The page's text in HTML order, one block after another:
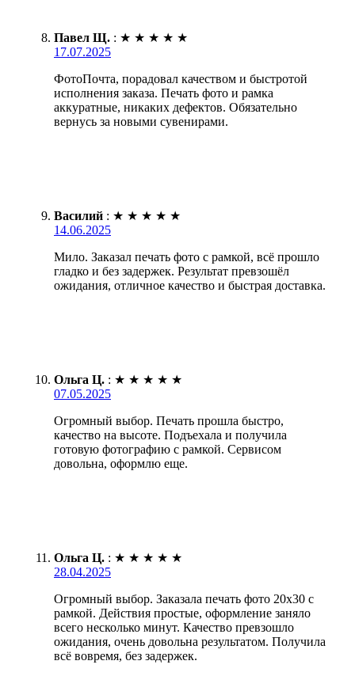
Павел Щ. : ★ ★ ★ ★ ★
17.07.2025
ФотоПочта, порадовал качеством и быстротой
исполнения заказа. Печать фото и рамка
аккуратные, никаких дефектов. Обязательно
вернусь за новыми сувенирами.
Василий : ★ ★ ★ ★ ★
14.06.2025
Мило. Заказал печать фото с рамкой, всё прошло
гладко и без задержек. Результат превзошёл
ожидания, отличное качество и быстрая доставка.
Ольга Ц. : ★ ★ ★ ★ ★
07.05.2025
Огромный выбор. Печать прошла быстро,
качество на высоте. Подъехала и получила
готовую фотографию с рамкой. Сервисом
довольна, оформлю еще.
Ольга Ц. : ★ ★ ★ ★ ★
28.04.2025
Огромный выбор. Заказала печать фото 20х30 с
рамкой. Действия простые, оформление заняло
всего несколько минут. Качество превзошло
ожидания, очень довольна результатом. Получила
всё вовремя, без задержек.